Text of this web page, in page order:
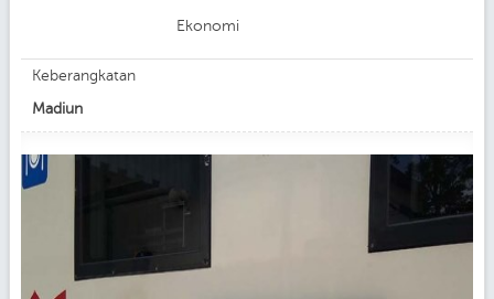
Ekonomi
Keberangkatan
Madiun